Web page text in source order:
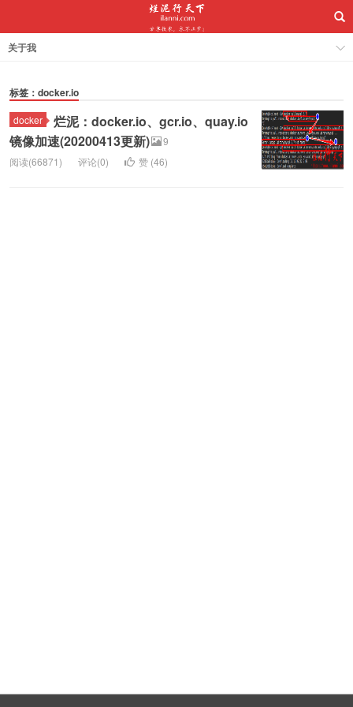
关于我
标签：docker.io
docker
烂泥：docker.io、gcr.io、quay.io
镜像加速(20200413更新)
9
阅读(66871)
评论(0) 赞 (46)